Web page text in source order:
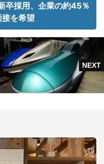
卒採用、企業の約45％
を希望